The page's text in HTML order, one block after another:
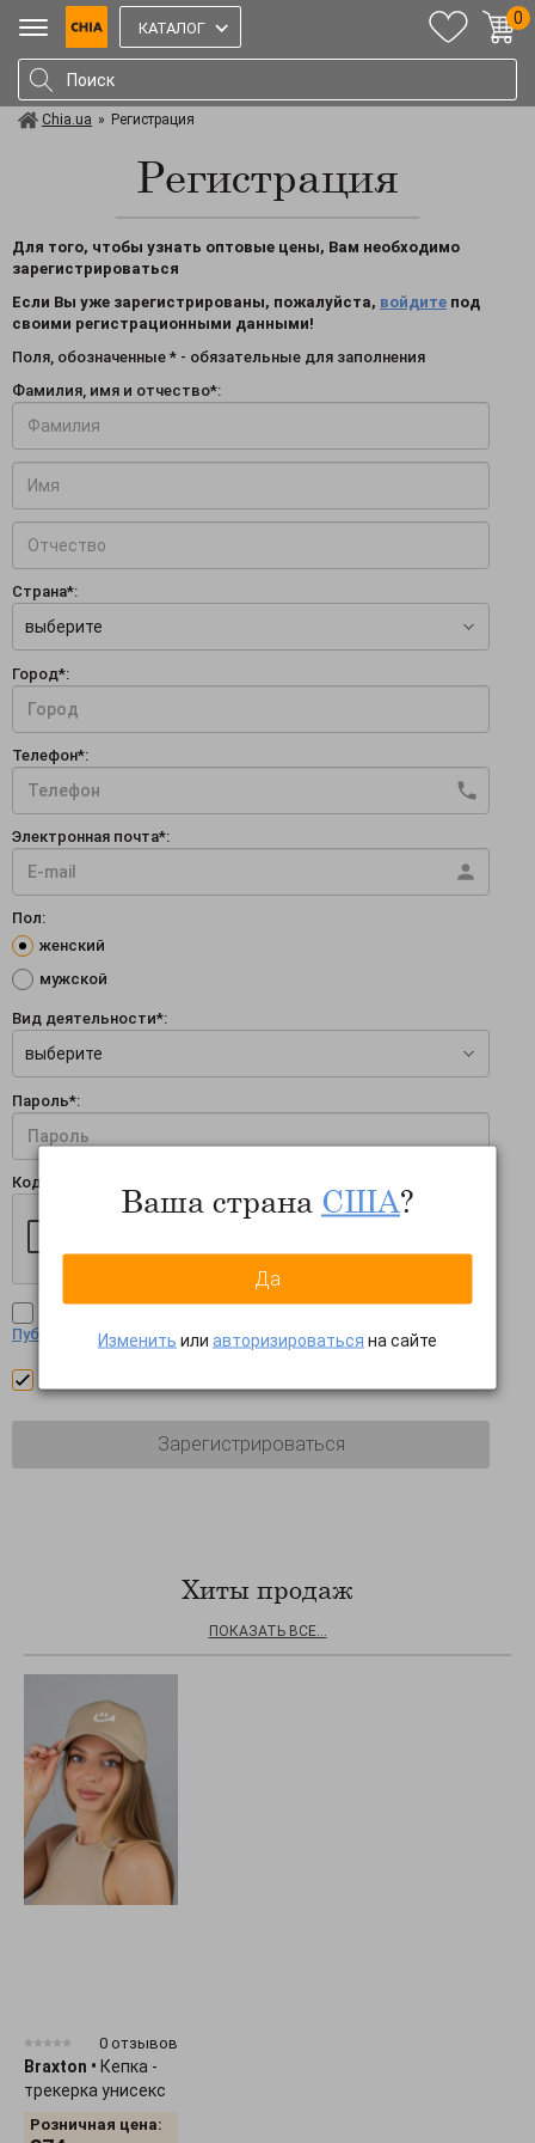
КАТАЛОГ
0
Chia.ua » Регистрация
Регистрация
Для того, чтобы узнать оптовые цены, Вам необходимо
зарегистрироваться
Если Вы уже зарегистрированы, пожалуйста, войдите под
своими регистрационными данными!
Поля, обозначенные * - обязательные для заполнения
Фамилия, имя и отчество*:
Страна*:
выберите
Город*:
Телефон*:
Электронная почта*:
Пол:
женский
мужской
Вид деятельности*:
выберите
Пароль*:
Код проверки*:
Публичной оферты
Хиты продаж
ПОКАЗАТЬ ВСЕ...
0 отзывов
Braxton • Кепка -
трекерка унисекс
Розничная цена:
Ваша страна США?
Да
Изменить или авторизироваться на сайте